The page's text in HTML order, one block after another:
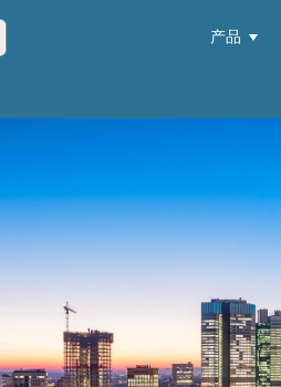
产品